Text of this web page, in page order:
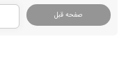
صفحه قبل